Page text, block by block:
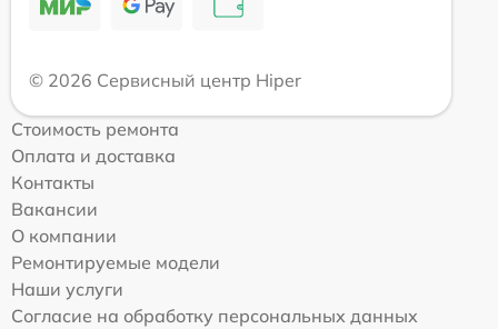
© 2026 Сервисный центр Hiper
Стоимость ремонта
Оплата и доставка
Контакты
Вакансии
О компании
Ремонтируемые модели
Наши услуги
Согласие на обработку персональных данных